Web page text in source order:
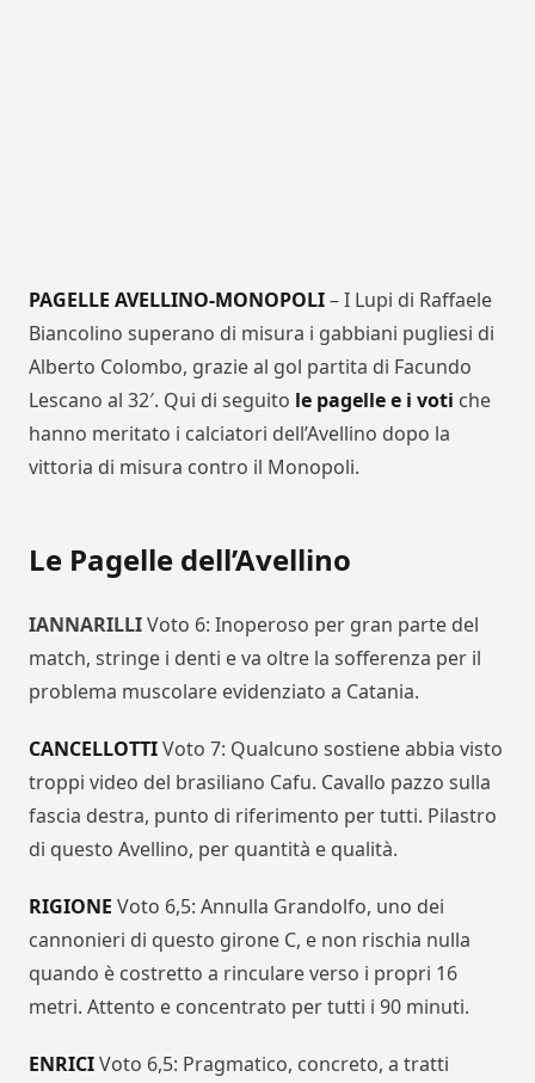
PAGELLE AVELLINO-MONOPOLI– I Lupi di Raffaele
Biancolino superano di misura i gabbiani pugliesi di
Alberto Colombo, grazie al gol partita di Facundo
Lescano al 32′. Qui di seguito le pagelle e i voti che
hanno meritato i calciatori dell’Avellino dopo la
vittoria di misura contro il Monopoli.
Le Pagelle dell’Avellino
IANNARILLIVoto 6: Inoperoso per gran parte del
match, stringe i denti e va oltre la sofferenza per il
problema muscolare evidenziato a Catania.
CANCELLOTTIVoto 7: Qualcuno sostiene abbia visto
troppi video del brasiliano Cafu. Cavallo pazzo sulla
fascia destra, punto di riferimento per tutti. Pilastro
di questo Avellino, per quantità e qualità.
RIGIONE Voto 6,5: Annulla Grandolfo, uno dei
cannonieri di questo girone C, e non rischia nulla
quando è costretto a rinculare verso i propri 16
metri. Attento e concentrato per tutti i 90 minuti.
ENRICIVoto 6,5: Pragmatico, concreto, a tratti